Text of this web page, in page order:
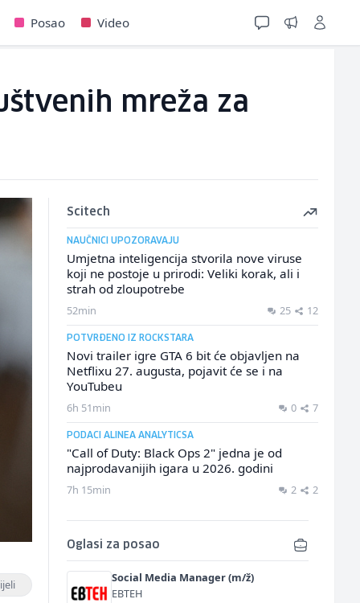
Posao Video
mreža za
Scitech
NAUČNICI UPOZORAVAJU
Umjetna inteligencija stvorila nove viruse
koji ne postoje u prirodi: Veliki korak, ali i
strah od zloupotrebe
52min 25 12
POTVRĐENO IZ ROCKSTARA
Novi trailer igre GTA 6 bit će objavljen na
Netflixu 27. augusta, pojavit će se i na
YouTubeu
6h 51min 0 7
PODACI ALINEA ANALYTICSA
"Call of Duty: Black Ops 2" jedna je od
najprodavanijih igara u 2026. godini
7h 15min 2 2
Oglasi za posao
Social Media Manager (m/ž)
EBTEH